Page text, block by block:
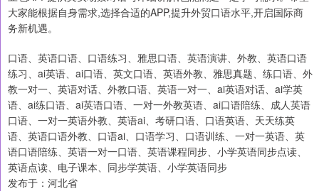
大家能根据自身需求,选择合适的APP,提升外贸口语水平,开启国际商
务新机遇。
口语、英语口语、口语练习、雅思口语、英语演讲、外教、英语口语
练习、ai英语、ai口语、英文口语、英语外教、雅思真题、练口语、外
教一对一、英语对话、外教口语、英语一对一、ai英语对话、ai学英
语、ai练口语、ai英语口语、一对一外教英语、ai口语陪练、成人英语
口语、一对一英语外教、英语ai、考研口语、口语英语、天天练英
语、英语口语外教、口语ai、口语学习、口语训练、一对一英语、英
语口语陪练、英语一对一口语、英语课程同步、小学英语同步点读、
英语点读、电子课本、同步学英语、小学英语同步
发布于：河北省